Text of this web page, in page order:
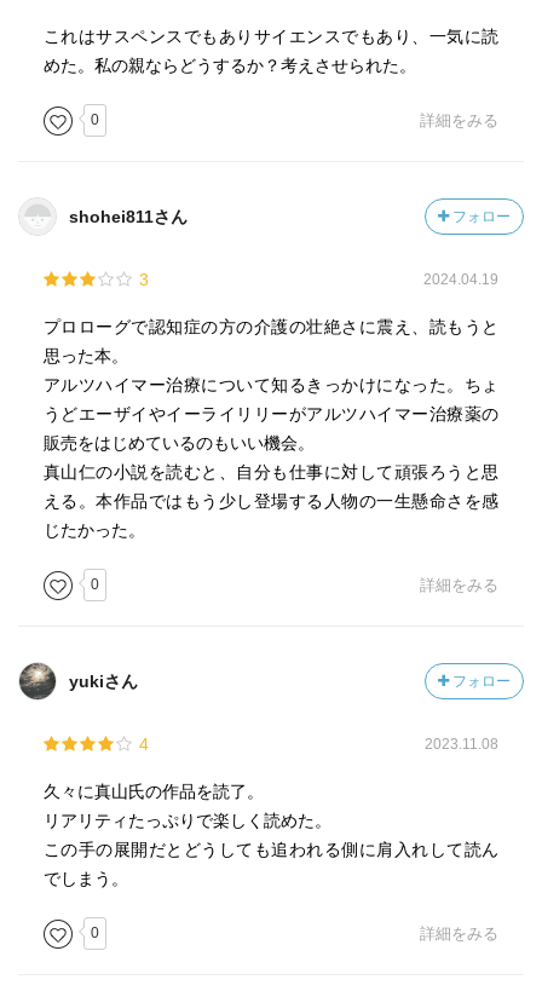
これはサスペンスでもありサイエンスでもあり、一気に読
めた。私の親ならどうするか？考えさせられた。
0 詳細をみる
shohei811さん フォロー
3 2024.04.19
プロローグで認知症の方の介護の壮絶さに震え、読もうと
思った本。
アルツハイマー治療について知るきっかけになった。ちょ
うどエーザイやイーライリリーがアルツハイマー治療薬の
販売をはじめているのもいい機会。
真山仁の小説を読むと、自分も仕事に対して頑張ろうと思
える。本作品ではもう少し登場する人物の一生懸命さを感
じたかった。
0 詳細をみる
yukiさん フォロー
4 2023.11.08
久々に真山氏の作品を読了。
リアリティたっぷりで楽しく読めた。
この手の展開だとどうしても追われる側に肩入れして読ん
でしまう。
0 詳細をみる